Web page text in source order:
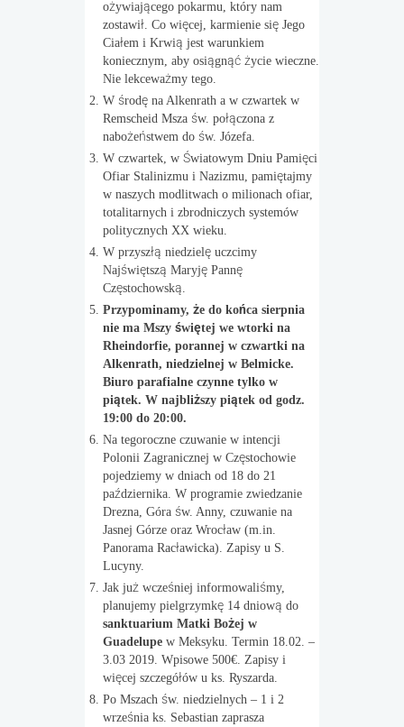
ożywiającego pokarmu, który nam
zostawił. Co więcej, karmienie się Jego
Ciałem i Krwią jest warunkiem
koniecznym, aby osiągnąć życie wieczne.
Nie lekceważmy tego.
W środę na Alkenrath a w czwartek w
Remscheid Msza św. połączona z
nabożeństwem do św. Józefa.
W czwartek, w Światowym Dniu Pamięci
Ofiar Stalinizmu i Nazizmu, pamiętajmy
w naszych modlitwach o milionach ofiar,
totalitarnych i zbrodniczych systemów
politycznych XX wieku.
W przyszłą niedzielę uczcimy
Najświętszą Maryję Pannę
Częstochowską.
Przypominamy, że do końca sierpnia
nie ma Mszy świętej we wtorki na
Rheindorfie, porannej w czwartki na
Alkenrath, niedzielnej w Belmicke.
Biuro parafialne czynne tylko w
piątek. W najbliższy piątek od godz.
19:00 do 20:00.
Na tegoroczne czuwanie w intencji
Polonii Zagranicznej w Częstochowie
pojedziemy w dniach od 18 do 21
października. W programie zwiedzanie
Drezna, Góra św. Anny, czuwanie na
Jasnej Górze oraz Wrocław (m.in.
Panorama Racławicka). Zapisy u S.
Lucyny.
Jak już wcześniej informowaliśmy,
planujemy pielgrzymkę 14 dniową do
sanktuarium Matki Bożej w
Guadelupe w Meksyku. Termin 18.02. –
3.03 2019. Wpisowe 500€. Zapisy i
więcej szczegółów u ks. Ryszarda.
Po Mszach św. niedzielnych – 1 i 2
września ks. Sebastian zaprasza